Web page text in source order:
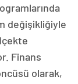
değişikliğiyle
Finans
olarak,